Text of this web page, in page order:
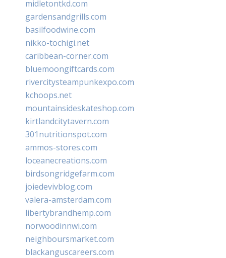
midletontkd.com
gardensandgrills.com
basilfoodwine.com
nikko-tochigi.net
caribbean-corner.com
bluemoongiftcards.com
rivercitysteampunkexpo.com
kchoops.net
mountainsideskateshop.com
kirtlandcitytavern.com
301nutritionspot.com
ammos-stores.com
loceanecreations.com
birdsongridgefarm.com
joiedevivblog.com
valera-amsterdam.com
libertybrandhemp.com
norwoodinnwi.com
neighboursmarket.com
blackanguscareers.com